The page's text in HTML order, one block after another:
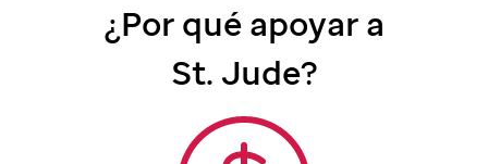
¿Por qué apoyar a
St. Jude?